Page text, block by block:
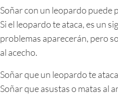
Soñar con un leopardo puede
Si el leopardo te ataca, es un
problemas aparecerán, pero
al acecho.
Soñar que un leopardo te
Soñar que asustas o matas al